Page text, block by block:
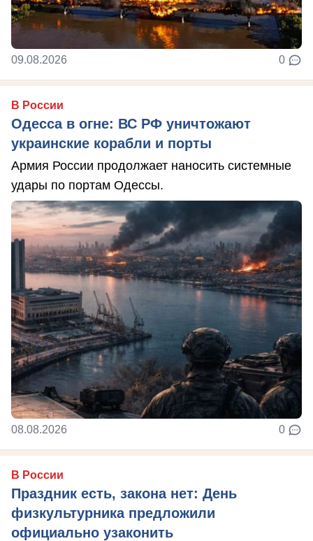
09.08.2026 0
В России
Одесса в огне: ВС РФ уничтожают
украинские корабли и порты
Армия России продолжает наносить системные
удары по портам Одессы.
08.08.2026 0
В России
Праздник есть, закона нет: День
физкультурника предложили
официально узаконить